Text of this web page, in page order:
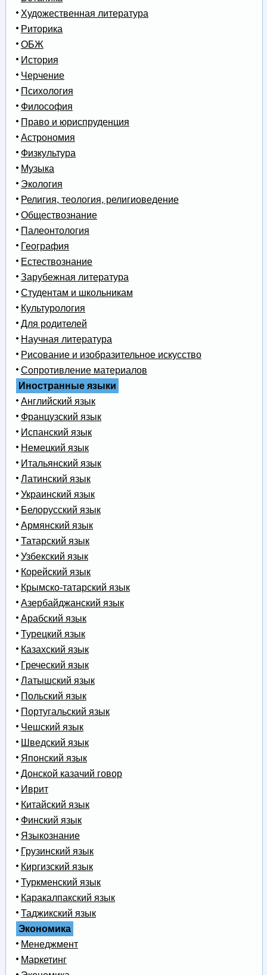
Художественная литература
Риторика
ОБЖ
История
Черчение
Психология
Философия
Право и юриспруденция
Астрономия
Физкультура
Музыка
Экология
Религия, теология, религиоведение
Обществознание
Палеонтология
География
Естествознание
Зарубежная литература
Студентам и школьникам
Культурология
Для родителей
Научная литература
Рисование и изобразительное искусство
Сопротивление материалов
Иностранные языки
Английский язык
Французский язык
Испанский язык
Немецкий язык
Итальянский язык
Латинский язык
Украинский язык
Белорусский язык
Армянский язык
Татарский язык
Узбекский язык
Корейский язык
Крымско-татарский язык
Азербайджанский язык
Арабский язык
Турецкий язык
Казахский язык
Греческий язык
Латышский язык
Польский язык
Португальский язык
Чешский язык
Шведский язык
Японский язык
Донской казачий говор
Иврит
Китайский язык
Финский язык
Языкознание
Грузинский язык
Киргизский язык
Туркменский язык
Каракалпакский язык
Таджикский язык
Экономика
Менеджмент
Маркетинг